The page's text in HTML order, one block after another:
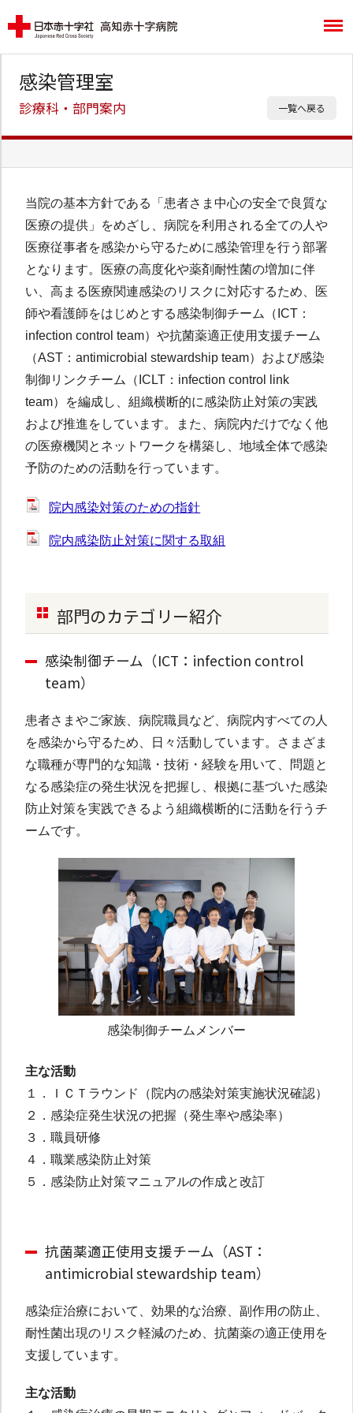
感染管理室
診療科・部門案内 一覧へ戻る
当院の基本方針である「患者さま中心の安全で良質な
医療の提供」をめざし、病院を利用される全ての人や
医療従事者を感染から守るために感染管理を行う部署
となります。医療の高度化や薬剤耐性菌の増加に伴
い、高まる医療関連感染のリスクに対応するため、医
師や看護師をはじめとする感染制御チーム（ICT：
infection control team）や抗菌薬適正使用支援チーム
（AST：antimicrobial stewardship team）および感染
制御リンクチーム（ICLT：infection control link
team）を編成し、組織横断的に感染防止対策の実践
および推進をしています。また、病院内だけでなく他
の医療機関とネットワークを構築し、地域全体で感染
予防のための活動を行っています。
院内感染対策のための指針
院内感染防止対策に関する取組
部門のカテゴリー紹介
感染制御チーム（ICT：infection control
team）
患者さまやご家族、病院職員など、病院内すべての人
を感染から守るため、日々活動しています。さまざま
な職種が専門的な知識・技術・経験を用いて、問題と
なる感染症の発生状況を把握し、根拠に基づいた感染
防止対策を実践できるよう組織横断的に活動を行うチ
ームです。
感染制御チームメンバー
主な活動
１．ＩＣＴラウンド（院内の感染対策実施状況確認）
２．感染症発生状況の把握（発生率や感染率）
３．職員研修
４．職業感染防止対策
５．感染防止対策マニュアルの作成と改訂
抗菌薬適正使用支援チーム（AST：
antimicrobial stewardship team）
感染症治療において、効果的な治療、副作用の防止、
耐性菌出現のリスク軽減のため、抗菌薬の適正使用を
支援しています。
主な活動